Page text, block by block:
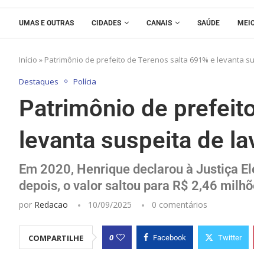
UMAS E OUTRAS CIDADES CANAIS SAÚDE
Início » Patrimônio de prefeito de Terenos salta 691% e levanta
Destaques Polícia
Patrimônio de
levanta suspeita de
Em 2020, Henrique declarou à Justiça
depois, o valor saltou para R$ 2,46
por Redacao 10/09/2025 0 comentários
COMPARTILHE 0 Facebook Twitter